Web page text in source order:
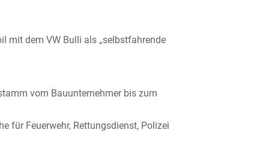
mit dem VW Bulli als „selbstfahrende
vom Bauunternehmer bis zum
für Feuerwehr, Rettungsdienst, Polizei